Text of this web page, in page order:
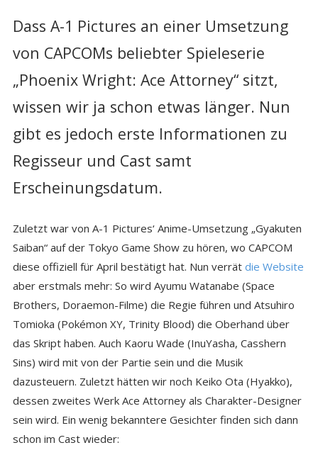
Dass A-1 Pictures an einer Umsetzung
von CAPCOMs beliebter Spieleserie
„Phoenix Wright: Ace Attorney“ sitzt,
wissen wir ja schon etwas länger. Nun
gibt es jedoch erste Informationen zu
Regisseur und Cast samt
Erscheinungsdatum.
Zuletzt war von A-1 Pictures‘ Anime-Umsetzung „Gyakuten
Saiban“ auf der Tokyo Game Show zu hören, wo CAPCOM
diese offiziell für April bestätigt hat. Nun verrät die Website
aber erstmals mehr: So wird Ayumu Watanabe (Space
Brothers, Doraemon-Filme) die Regie führen und Atsuhiro
Tomioka (Pokémon XY, Trinity Blood) die Oberhand über
das Skript haben. Auch Kaoru Wade (InuYasha, Casshern
Sins) wird mit von der Partie sein und die Musik
dazusteuern. Zuletzt hätten wir noch Keiko Ota (Hyakko),
dessen zweites Werk Ace Attorney als Charakter-Designer
sein wird. Ein wenig bekanntere Gesichter finden sich dann
schon im Cast wieder: